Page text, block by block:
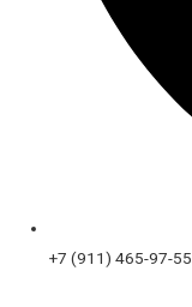
+7 (911) 465-97-55